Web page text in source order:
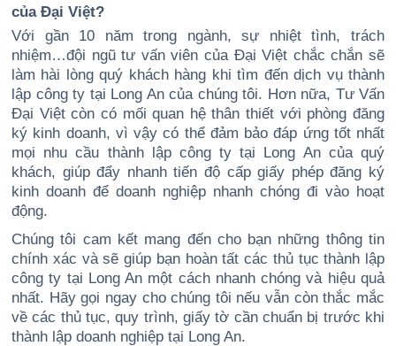
của Đại Việt?
Với gần 10 năm trong ngành, sự nhiệt tình, trách
nhiệm…đội ngũ tư vấn viên của Đại Việt chắc chắn sẽ
làm hài lòng quý khách hàng khi tìm đến dịch vụ thành
lập công ty tại Long An của chúng tôi. Hơn nữa, Tư Vấn
Đại Việt còn có mối quan hệ thân thiết với phòng đăng
ký kinh doanh, vì vậy có thể đảm bảo đáp ứng tốt nhất
mọi nhu cầu thành lập công ty tại Long An của quý
khách, giúp đẩy nhanh tiến độ cấp giấy phép đăng ký
kinh doanh để doanh nghiệp nhanh chóng đi vào hoạt
động.
Chúng tôi cam kết mang đến cho bạn những thông tin
chính xác và sẽ giúp bạn hoàn tất các thủ tục thành lập
công ty tại Long An một cách nhanh chóng và hiệu quả
nhất. Hãy gọi ngay cho chúng tôi nếu vẫn còn thắc mắc
về các thủ tục, quy trình, giấy tờ cần chuẩn bị trước khi
thành lập doanh nghiệp tại Long An.